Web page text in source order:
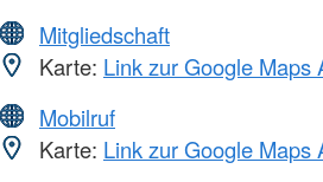
Mitgliedschaft
Karte: Link zur Google Maps
Mobilruf
Karte: Link zur Google Maps